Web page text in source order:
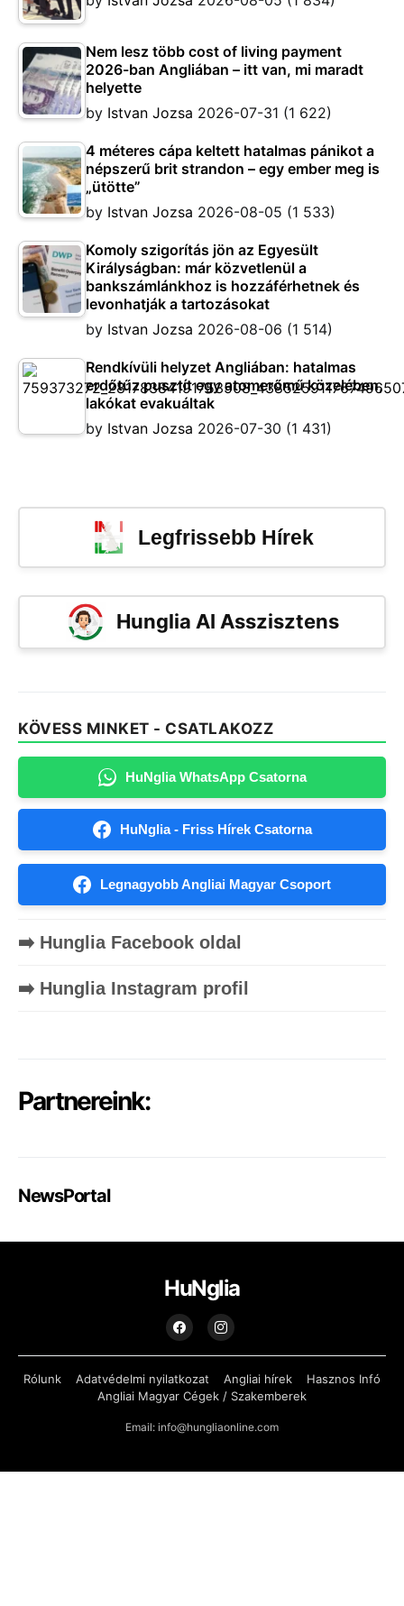
Nem lesz több cost of living payment
2026-ban Angliában – itt van, mi maradt
helyette
by Istvan Jozsa 2026-07-31 (1 622)
4 méteres cápa keltett hatalmas pánikot a
népszerű brit strandon – egy ember meg is
„ütötte”
by Istvan Jozsa 2026-08-05 (1 533)
Komoly szigorítás jön az Egyesült
Királyságban: már közvetlenül a
bankszámlánkhoz is hozzáférhetnek és
levonhatják a tartozásokat
by Istvan Jozsa 2026-08-06 (1 514)
Rendkívüli helyzet Angliában: hatalmas
erdőtűz pusztít egy atomerőmű közelében,
lakókat evakuáltak
by Istvan Jozsa 2026-07-30 (1 431)
Legfrissebb Hírek
Hunglia AI Asszisztens
KÖVESS MINKET - CSATLAKOZZ
HuNglia WhatsApp Csatorna
HuNglia - Friss Hírek Csatorna
Legnagyobb Angliai Magyar Csoport
➡️ Hunglia Facebook oldal
➡️ Hunglia Instagram profil
Partnereink:
NewsPortal
HuNglia
Rólunk Adatvédelmi nyilatkozat Angliai hírek
Hasznos Infó
Angliai Magyar Cégek / Szakemberek
Email: info@hungliaonline.com